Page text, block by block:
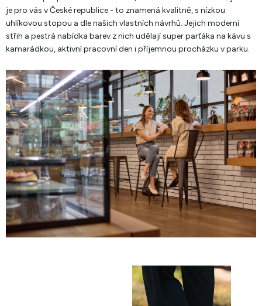
je pro vás v České republice - to znamená kvalitně, s nízkou
uhlíkovou stopou a dle našich vlastních návrhů. Jejich moderní
střih a pestrá nabídka barev z nich udělají super parťáka na kávu s
kamarádkou, aktivní pracovní den i příjemnou procházku v parku.